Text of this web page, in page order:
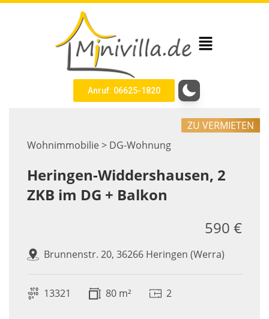
Anruf: 06625-1820
Wohnimmobilie > DG-Wohnung
ZU VERMIETEN
Heringen-Widdershausen, 2
ZKB im DG + Balkon
Brunnenstr. 20, 36266 Heringen (Werra)
590 €
13321 80 m² 2